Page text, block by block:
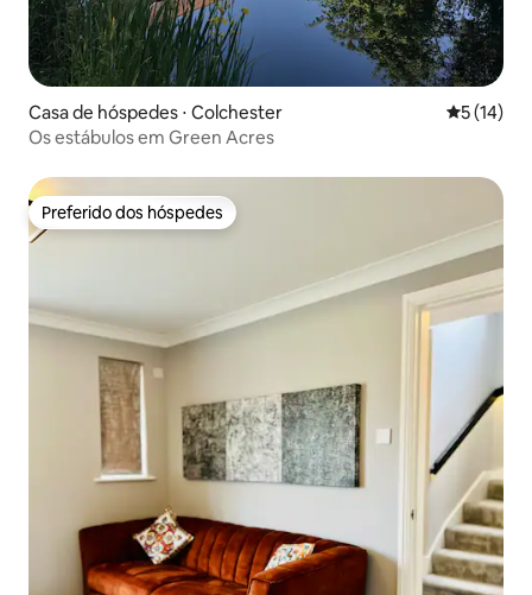
Casa de hóspedes ⋅ Colchester 5 de uma
5 (14)
Os estábulos em Green Acres
Preferido dos hóspedes
Preferido dos hóspedes